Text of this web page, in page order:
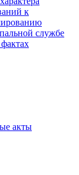
к
службе
акты